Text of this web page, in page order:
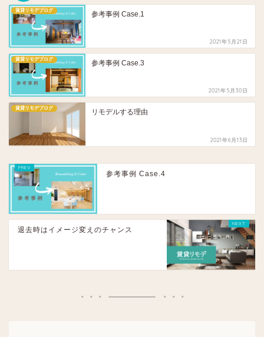
賃貸リモデブログ 参考事例 Case.1
2021年5月21日
賃貸リモデブログ 参考事例 Case.3
2021年5月30日
賃貸リモデブログ リモデルする理由
2021年6月13日
参考事例 Case.4
退去時はイメージ変えのチャンス